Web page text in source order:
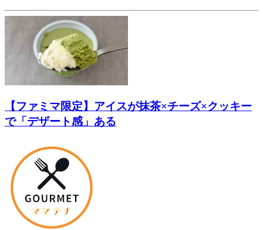
【ファミマ限定】アイスが抹茶×チーズ×クッキー
で「デザート感」ある